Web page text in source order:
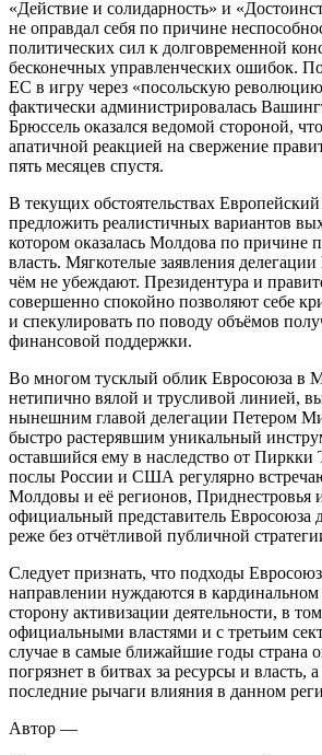
«Действие и солидарность» и
не оправдал себя по причине
политических сил к долговременной
бесконечных управленческих ошибок.
ЕС в игру через «посольскую
фактически администрировалась
Брюссель оказался ведомой стороной,
апатичной реакцией на свержение
пять месяцев спустя.
В текущих обстоятельствах
предложить реалистичных вариантов
котором оказалась Молдова по причине
власть. Мягкотелые заявления
чём не убеждают. Президентура и
совершенно спокойно позволяют себе
и спекулировать по поводу объёмов
финансовой поддержки.
Во многом тусклый облик Евросоюза в
нетипично вялой и трусливой линией,
нынешним главой делегации Петером
быстро растерявшим уникальный
оставшийся ему в наследство от
послы России и США регулярно
Молдовы и её регионов, Приднестровья
официальный представитель Евросоюза
реже без отчётливой публичной
Следует признать, что подходы
направлении нуждаются в кардинальном
сторону активизации деятельности, в
официальными властями и с третьим
случае в самые ближайшие годы страна
погрязнет в битвах за ресурсы и власть,
последние рычаги влияния в данном
Автор —